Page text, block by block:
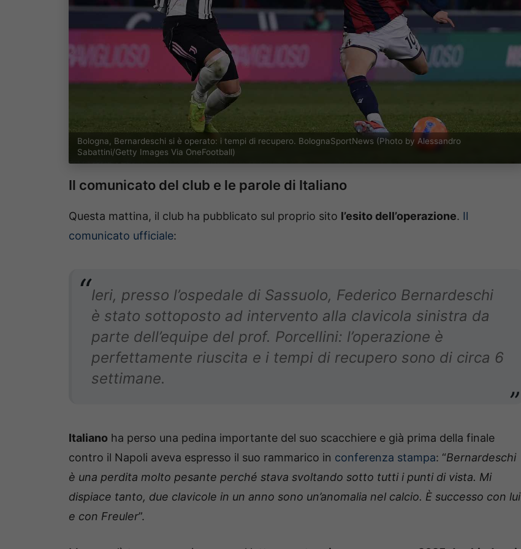
Bologna, Bernardeschi si è operato: i tempi di recupero. BolognaSportNews (Photo by Alessandro
Sabattini/Getty Images Via OneFootball)
Il comunicato del club e le parole di Italiano
Questa mattina, il club ha pubblicato sul proprio sito l’esito dell’operazione. Il
comunicato ufficiale:
Ieri, presso l’ospedale di Sassuolo, Federico Bernardeschi
è stato sottoposto ad intervento alla clavicola sinistra da
parte dell’equipe del prof. Porcellini: l’operazione è
perfettamente riuscita e i tempi di recupero sono di circa 6
settimane.
Italiano ha perso una pedina importante del suo scacchiere e già prima della finale
contro il Napoli aveva espresso il suo rammarico in conferenza stampa: “Bernardeschi
è una perdita molto pesante perché stava svoltando sotto tutti i punti di vista. Mi
dispiace tanto, due clavicole in un anno sono un’anomalia nel calcio. È successo con lui
e con Freuler”.